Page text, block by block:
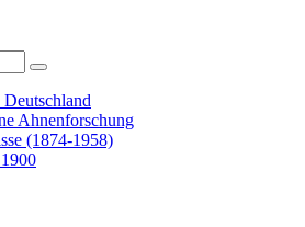
Ahnenforschung
(1874-1958)